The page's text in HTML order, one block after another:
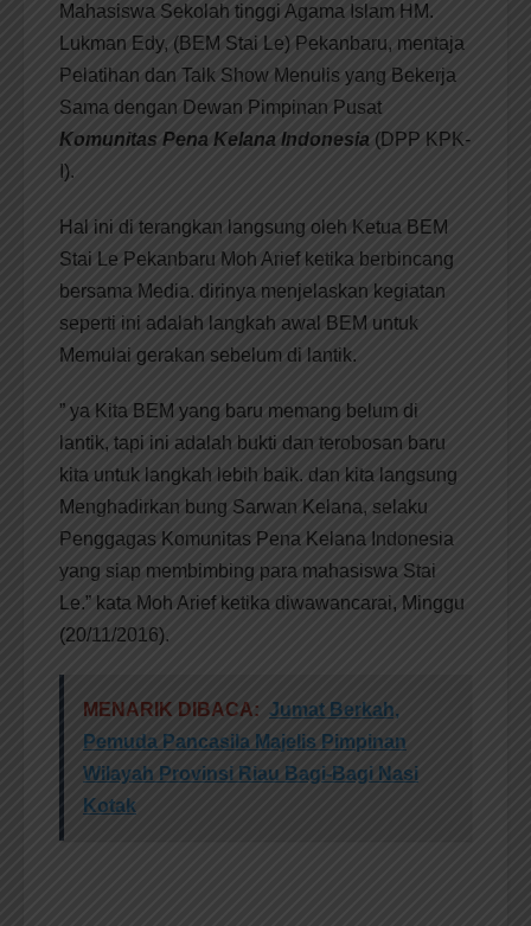
Mahasiswa Sekolah tinggi Agama Islam HM.
Lukman Edy, (BEM Stai Le) Pekanbaru, mentaja
Pelatihan dan Talk Show Menulis yang Bekerja
Sama dengan Dewan Pimpinan Pusat
Komunitas Pena Kelana Indonesia (DPP KPK-
I).
Hal ini di terangkan langsung oleh Ketua BEM
Stai Le Pekanbaru Moh Arief ketika berbincang
bersama Media. dirinya menjelaskan kegiatan
seperti ini adalah langkah awal BEM untuk
Memulai gerakan sebelum di lantik.
” ya Kita BEM yang baru memang belum di
lantik, tapi ini adalah bukti dan terobosan baru
kita untuk langkah lebih baik. dan kita langsung
Menghadirkan bung Sarwan Kelana, selaku
Penggagas Komunitas Pena Kelana Indonesia
yang siap membimbing para mahasiswa Stai
Le.” kata Moh Arief ketika diwawancarai, Minggu
(20/11/2016).
MENARIK DIBACA: Jumat Berkah,
Pemuda Pancasila Majelis Pimpinan
Wilayah Provinsi Riau Bagi-Bagi Nasi
Kotak